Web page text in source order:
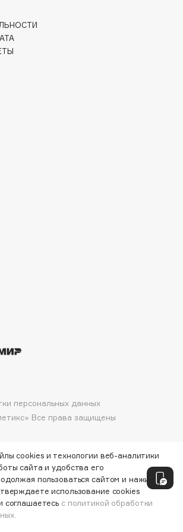
Все права защищены
персональных данных
cookies и технологии веб-аналитики
сайта и удобства его
пользоваться сайтом и нажимая
использование cookies
соглашаетесь с политикой обработки